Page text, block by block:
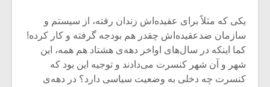
یکی که مثلاً برای عقیده‌اش زندان رفته، از سیستم و
سازمان ضدعقیده‌اش چقدر هم بودجه گرفته و کار کرده!
کما اینکه در سال‌های اواخر دهه‌ی هشتاد هم همه، این
شهر و آن شهر کنسرت می‌دادند و توجیه این بود که
کنسرت چه دخلی به وضعیت سیاسی دارد؟ در دهه‌ی